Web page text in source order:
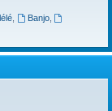
, Banjo,